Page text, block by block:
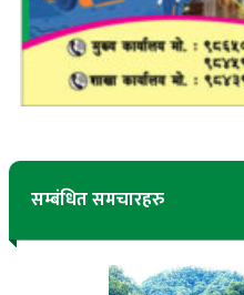
सम्बंधित समचारहरु